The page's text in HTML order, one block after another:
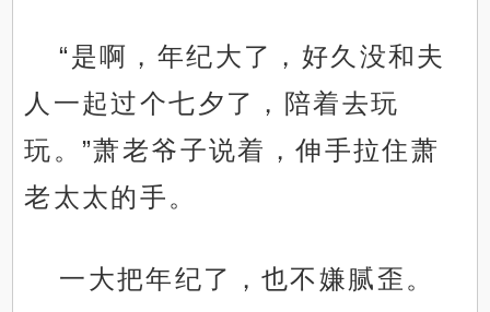
“是啊，年纪大了，好久没和夫
人一起过个七夕了，陪着去玩
玩。”萧老爷子说着，伸手拉住萧
老太太的手。
一大把年纪了，也不嫌腻歪。